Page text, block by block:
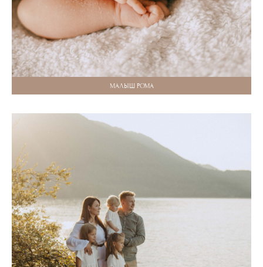
МАЛЫШ РОМА